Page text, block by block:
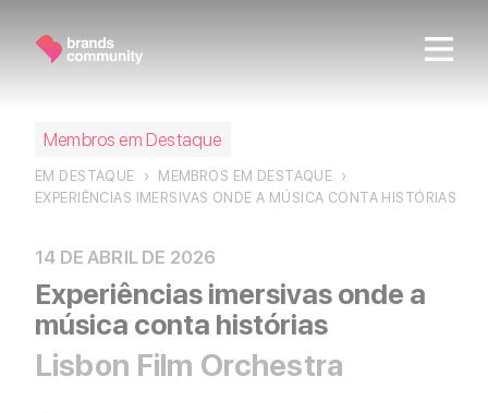
Somos acomunidade das marcas
que promovem o conhecimento académico, estimulam o
Community Friend
novidades e iniciativas.
Membros em Destaque
EM DESTAQUE › MEMBROS EM DESTAQUE ›
EXPERIÊNCIAS IMERSIVAS ONDE A MÚSICA CONTA HISTÓRIAS
14 DE ABRIL DE 2026
Experiências imersivas onde a
música conta histórias
Lisbon Film Orchestra